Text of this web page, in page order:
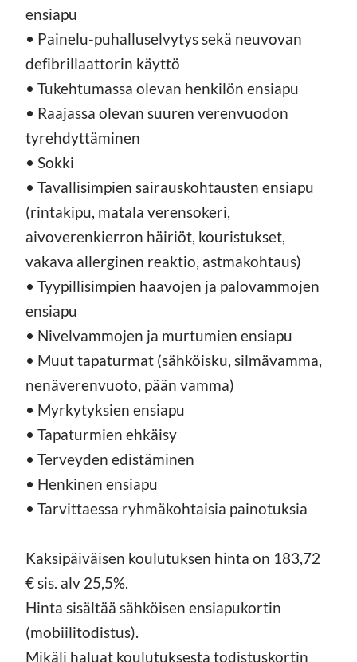
ensiapu
• Painelu-puhalluselvytys sekä neuvovan
defibrillaattorin käyttö
• Tukehtumassa olevan henkilön ensiapu
• Raajassa olevan suuren verenvuodon
tyrehdyttäminen
• Sokki
• Tavallisimpien sairauskohtausten ensiapu
(rintakipu, matala verensokeri,
aivoverenkierron häiriöt, kouristukset,
vakava allerginen reaktio, astmakohtaus)
• Tyypillisimpien haavojen ja palovammojen
ensiapu
• Nivelvammojen ja murtumien ensiapu
• Muut tapaturmat (sähköisku, silmävamma,
nenäverenvuoto, pään vamma)
• Myrkytyksien ensiapu
• Tapaturmien ehkäisy
• Terveyden edistäminen
• Henkinen ensiapu
• Tarvittaessa ryhmäkohtaisia painotuksia
Kaksipäiväisen koulutuksen hinta on 183,72
€ sis. alv 25,5%.
Hinta sisältää sähköisen ensiapukortin
(mobiilitodistus).
Mikäli haluat koulutuksesta todistuskortin